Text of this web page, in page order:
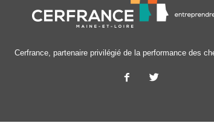
Cerfrance, partenaire privilégié de la performance des